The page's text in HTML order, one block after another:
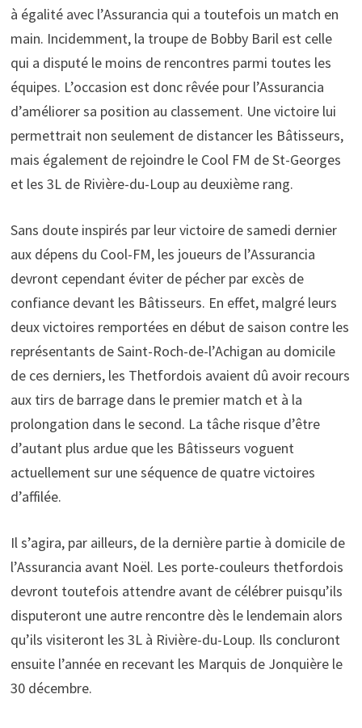
à égalité avec l’Assurancia qui a toutefois un match en
main. Incidemment, la troupe de Bobby Baril est celle
qui a disputé le moins de rencontres parmi toutes les
équipes. L’occasion est donc rêvée pour l’Assurancia
d’améliorer sa position au classement. Une victoire lui
permettrait non seulement de distancer les Bâtisseurs,
mais également de rejoindre le Cool FM de St-Georges
et les 3L de Rivière-du-Loup au deuxième rang.
Sans doute inspirés par leur victoire de samedi dernier
aux dépens du Cool-FM, les joueurs de l’Assurancia
devront cependant éviter de pécher par excès de
confiance devant les Bâtisseurs. En effet, malgré leurs
deux victoires remportées en début de saison contre les
représentants de Saint-Roch-de-l’Achigan au domicile
de ces derniers, les Thetfordois avaient dû avoir recours
aux tirs de barrage dans le premier match et à la
prolongation dans le second. La tâche risque d’être
d’autant plus ardue que les Bâtisseurs voguent
actuellement sur une séquence de quatre victoires
d’affilée.
Il s’agira, par ailleurs, de la dernière partie à domicile de
l’Assurancia avant Noël. Les porte-couleurs thetfordois
devront toutefois attendre avant de célébrer puisqu’ils
disputeront une autre rencontre dès le lendemain alors
qu’ils visiteront les 3L à Rivière-du-Loup. Ils concluront
ensuite l’année en recevant les Marquis de Jonquière le
30 décembre.